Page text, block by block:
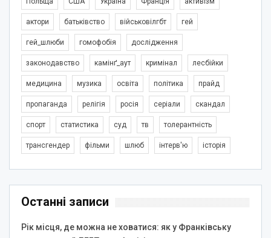
актори батьківство військовілгбт гей
гей_шлюби гомофобія дослідження
законодавство камінґ_аут кримінал лесбійки
медицина музика освіта політика прайд
пропаганда релігія росія серіали скандал
спорт статистика суд тв толерантність
трансгендер фільми шлюб інтерв'ю історія
Останні записи
Рік місця, де можна не ховатися: як у Франківську